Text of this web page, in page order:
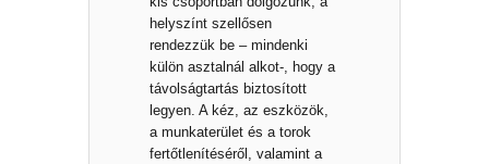
helyszínt szellősen
rendezzük be – mindenki
külön asztalnál alkot-, hogy a
távolságtartás biztosított
legyen. A kéz, az eszközök,
a munkaterület és a torok
fertőtlenítéséről, valamint a